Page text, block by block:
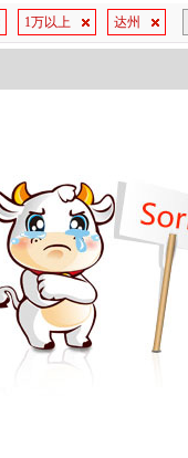
1万以上 达州